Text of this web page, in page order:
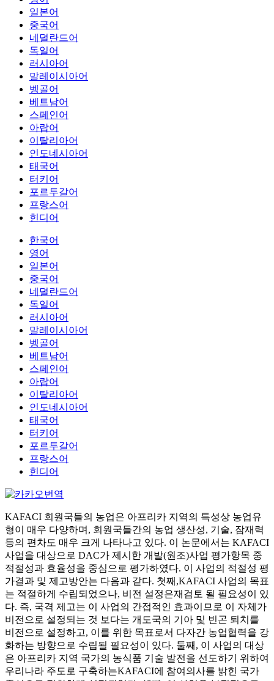
일본어
중국어
네덜란드어
독일어
러시아어
말레이시아어
벵골어
베트남어
스페인어
아랍어
이탈리아어
인도네시아어
태국어
터키어
포르투갈어
프랑스어
힌디어
한국어
영어
일본어
중국어
네덜란드어
독일어
러시아어
말레이시아어
벵골어
베트남어
스페인어
아랍어
이탈리아어
인도네시아어
태국어
터키어
포르투갈어
프랑스어
힌디어
KAFACI 회원국들의 농업은 아프리카 지역의 특성상 농업유
형이 매우 다양하며, 회원국들간의 농업 생산성, 기술, 잠재력
등의 편차도 매우 크게 나타나고 있다. 이 논문에서는 KAFACI
사업을 대상으로 DAC가 제시한 개발(원조)사업 평가항목 중
적절성과 효율성을 중심으로 평가하였다. 이 사업의 적절성 평
가결과 및 제고방안는 다음과 같다. 첫째,KAFACI 사업의 목표
는 적절하게 수립되었으나, 비전 설정은재검토 될 필요성이 있
다. 즉, 국격 제고는 이 사업의 간접적인 효과이므로 이 자체가
비전으로 설정되는 것 보다는 개도국의 기아 및 빈곤 퇴치를
비전으로 설정하고, 이를 위한 목표로서 다자간 농업협력을 강
화하는 방향으로 수립될 필요성이 있다. 둘째, 이 사업의 대상
은 아프리카 지역 국가의 농식품 기술 발전을 선도하기 위하여
우리나라 주도로 구축하는KAFACI에 참여의사를 밝힌 국가